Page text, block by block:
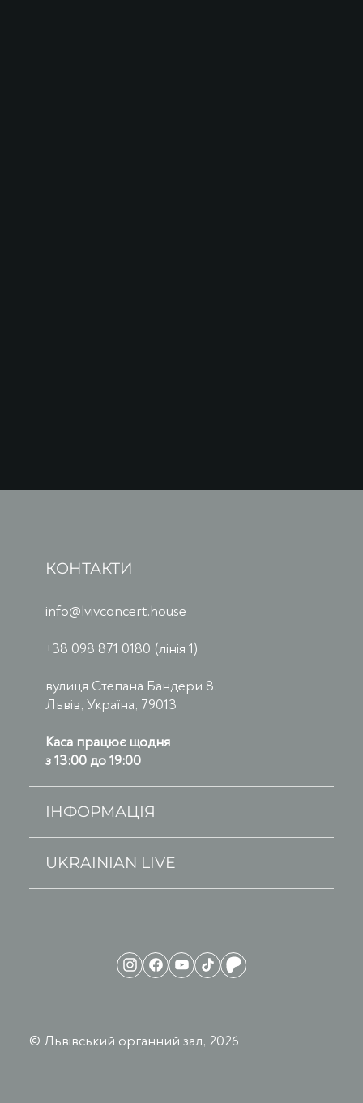
© Львівський органний зал, 2026
КОНТАКТИ
info@lvivconcert.house
+38 098 871 0180 (лінія 1)
вулиця Степана Бандери 8,
Львів, Україна, 79013
Каса працює щодня
з 13:00 до 19:00
ІНФОРМАЦІЯ
UKRAINIAN LIVE